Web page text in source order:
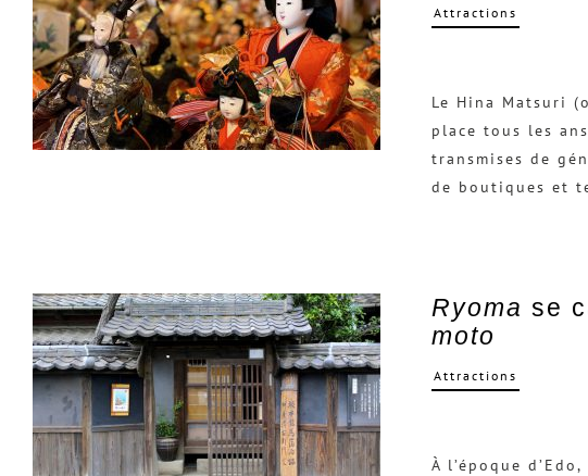
Attractions
Le Hina Matsuri
place tous les
transmises de
de boutiques et
Ryoma se
moto
Attractions
À l’époque